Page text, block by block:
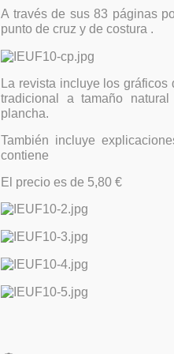
A través de sus 83 páginas
punto de cruz y de costura .
La revista incluye los
tradicional a tamaño
plancha.
También incluye
contiene
El precio es de 5,80 €